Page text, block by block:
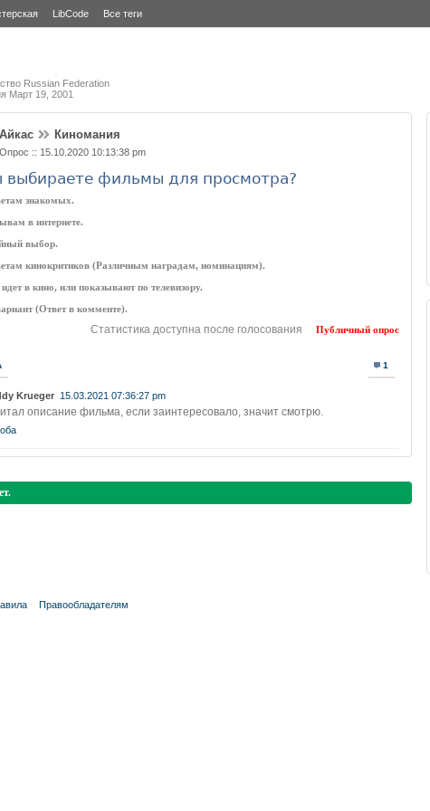
LibCode Все теги
Russian Federation
Март 19, 2001
Айкас Киномания
Опрос :: 15.10.2020 10:13:38 pm
выбираете фильмы для просмотра?
знакомых.
в интернете.
выбор.
кинокритиков (Различным наградам, номинациям).
в кино, или показывают по телевизору.
(Ответ в комменте).
Статистика доступна после голосования Публичный опрос
1
Krueger 15.03.2021 07:36:27 pm
описание фильма, если заинтересовало, значит смотрю.
Правообладателям